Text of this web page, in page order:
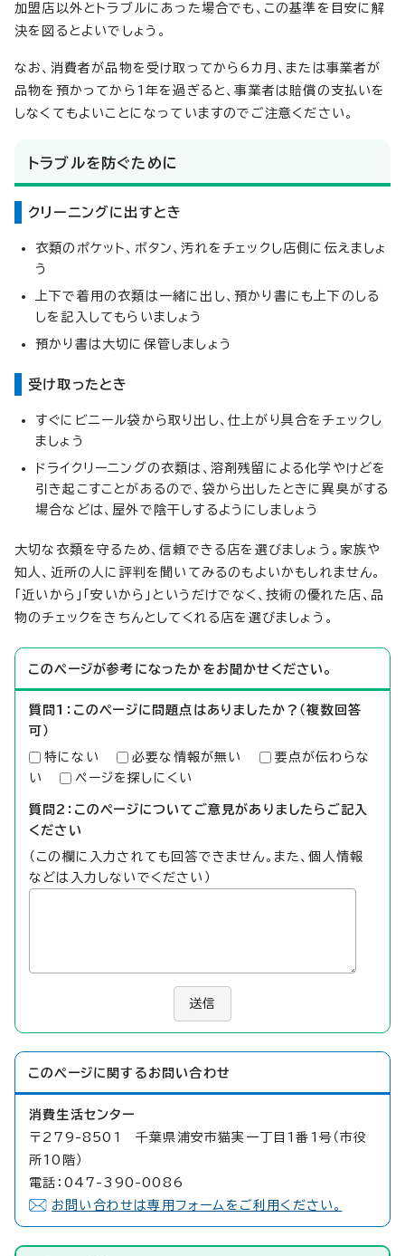
加盟店以外とトラブルにあった場合でも、この基準を目安に解
決を図るとよいでしょう。
なお、消費者が品物を受け取ってから6カ月、または事業者が
品物を預かってから1年を過ぎると、事業者は賠償の支払いを
しなくてもよいことになっていますのでご注意ください。
トラブルを防ぐために
クリーニングに出すとき
衣類のポケット、ボタン、汚れをチェックし店側に伝えましょ
う
上下で着用の衣類は一緒に出し、預かり書にも上下のしる
しを記入してもらいましょう
預かり書は大切に保管しましょう
受け取ったとき
すぐにビニール袋から取り出し、仕上がり具合をチェックし
ましょう
ドライクリーニングの衣類は、溶剤残留による化学やけどを
引き起こすことがあるので、袋から出したときに異臭がする
場合などは、屋外で陰干しするようにしましょう
大切な衣類を守るため、信頼できる店を選びましょう。家族や
知人、近所の人に評判を聞いてみるのもよいかもしれません。
「近いから」「安いから」というだけでなく、技術の優れた店、品
物のチェックをきちんとしてくれる店を選びましょう。
このページが参考になったかをお聞かせください。
質問1：このページに問題点はありましたか？（複数回答
可）
特にない 必要な情報が無い
要点が伝わらな
い
ページを探しにくい
質問2：このページについてご意見がありましたらご記入
ください
（この欄に入力されても回答できません。また、個人情報
などは入力しないでください）
送信
このページに関する お問い合わせ
消費生活センター
〒279-8501 千葉県浦安市猫実一丁目1番1号（市役
所10階）
電話：047-390-0086
お問い合わせは専用フォームをご利用ください。